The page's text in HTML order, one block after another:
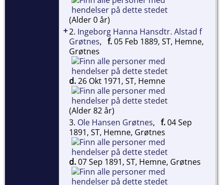
(Alder 0 år)
+2. Ingeborg Hanna Hansdtr. Alstad f
Grøtnes, f.05 Feb 1889, ST, Hemne,
Grøtnes
d.26 Okt 1971, ST, Hemne
(Alder 82 år)
3. Ole Hansen Grøtnes, f.04 Sep
1891, ST, Hemne, Grøtnes
d.07 Sep 1891, ST, Hemne, Grøtnes